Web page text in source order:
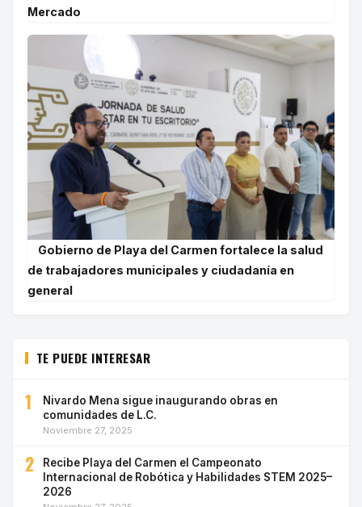
Mercado
Gobierno de Playa del Carmen fortalece la salud
de trabajadores municipales y ciudadanía en
general
TE PUEDE INTERESAR
1
Nivardo Mena sigue inaugurando obras en
comunidades de L.C.
Noviembre 27, 2025
2
Recibe Playa del Carmen el Campeonato
Internacional de Robótica y Habilidades STEM 2025–
2026